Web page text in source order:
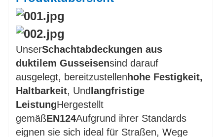
Sicherheit.
Einfache Installation
schnelle und effiziente Installation mit
minimalem Werkzeugaufwand.
UnserSchachtabdeckungen aus
duktilem Gusseisensind darauf
ausgelegt, bereitzustellen hohe Festigkeit,
Haltbarkeit, Und langfristige
LeistungHergestellt
gemäßEN124Aufgrund ihrer Standards
eignen sie sich ideal für Straßen, Wege